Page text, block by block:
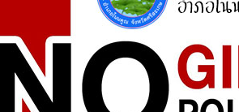
ศูนย์ร้องเรียน